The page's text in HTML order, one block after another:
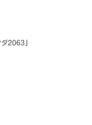
2063」